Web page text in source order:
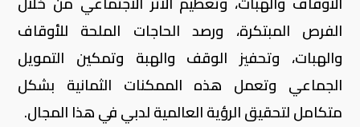
الفرص المبتكرة، ورصد الحاجات الملحة للأوقاف
والهبات، وتحفيز الوقف والهبة وتمكين التمويل
الجماعي وتعمل هذه الممكنات الثمانية بشكل
متكامل لتحقيق الرؤية العالمية لدبي في هذا المجال.